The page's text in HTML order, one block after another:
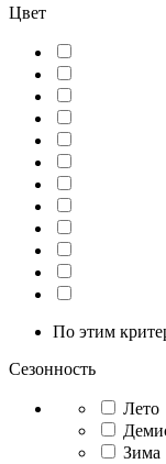
Цвет
По этим
Сезонность
Лето
Зима